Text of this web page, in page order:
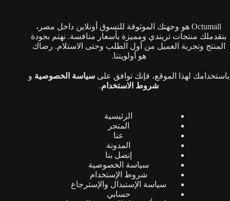
Octumall هو وجهتك الموثوقة للتسوق أونلاين داخل مصر،
بنقدملك منتجات تريندي ومميزة بأسعار منافسة. نهتم بجودة
المنتج وتجربة العميل من أول الطلب وحتى الاستلام. رضاك
هو أولويتنا.
باستخدامك لهذا الموقع، فإنك توافق علىسياسة الخصوصية و
شروط الاستخدام.
الرئيسية
المتجر
عنا
المدونة
إتصل بنا
سياسة الخصوصية
شروط الإستخدام
سياسة الإستبدال والإسترجاع
حسابي